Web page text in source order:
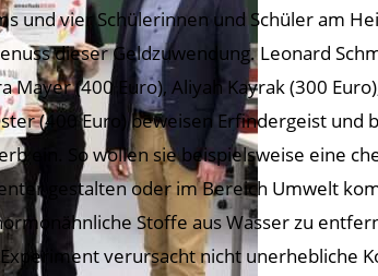
und vier Schülerinnen und Schüler am
dieser Geldzuwendung. Leonard
Mayer (400 Euro), Aliyah Kayrak (300
(400 Euro) beweisen Erfindergeist
ein. So wollen sie beispielsweise eine
gestalten oder im Bereich Umwelt
Stoffe aus Wasser zu
verursacht nicht unerhebliche